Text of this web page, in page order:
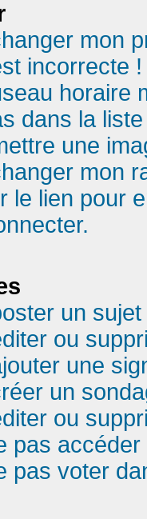
mon
incorrecte !
horaire
dans la
une
mon
le lien pour
un
ou
une
un
ou
pas
pas voter